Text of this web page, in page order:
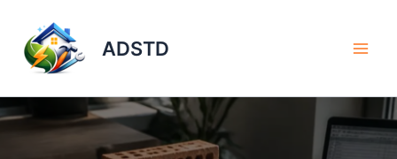
contenu
ADSTD